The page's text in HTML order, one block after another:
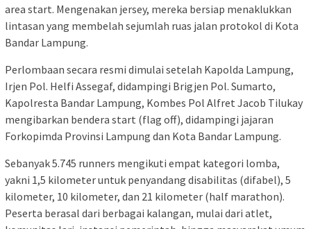
area start. Mengenakan jersey, mereka bersiap menaklukkan
lintasan yang membelah sejumlah ruas jalan protokol di Kota
Bandar Lampung.
Perlombaan secara resmi dimulai setelah Kapolda Lampung,
Irjen Pol. Helfi Assegaf, didampingi Brigjen Pol. Sumarto,
Kapolresta Bandar Lampung, Kombes Pol Alfret Jacob Tilukay
mengibarkan bendera start (flag off), didampingi jajaran
Forkopimda Provinsi Lampung dan Kota Bandar Lampung.
Sebanyak 5.745 runners mengikuti empat kategori lomba,
yakni 1,5 kilometer untuk penyandang disabilitas (difabel), 5
kilometer, 10 kilometer, dan 21 kilometer (half marathon).
Peserta berasal dari berbagai kalangan, mulai dari atlet,